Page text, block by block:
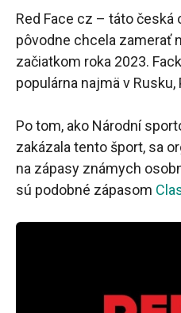
Red Face cz – táto česká
pôvodne chcela zamerať
začiatkom roka 2023.
populárna najmä v Rusku,
Po tom, ako Národní
zakázala tento šport, sa
na zápasy známych
sú podobné zápasom